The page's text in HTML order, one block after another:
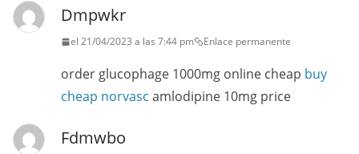
Dmpwkr
el 21/04/2023 a las 7:44 pm Enlace permanente
order glucophage 1000mg online cheap buy
cheap norvasc amlodipine 10mg price
Fdmwbo